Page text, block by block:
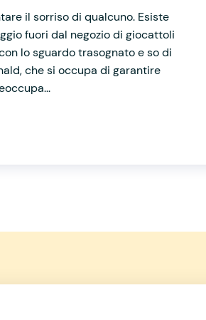
il sorriso di qualcuno. Esiste
fuori dal negozio di giocattoli
lo sguardo trasognato e so di
che si occupa di garantire